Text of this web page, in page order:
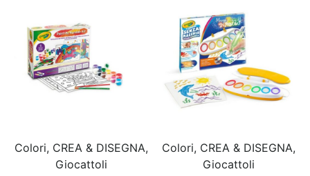
Colori, CREA & DISEGNA,
Giocattoli
Colori, CREA & DISEGNA,
Giocattoli